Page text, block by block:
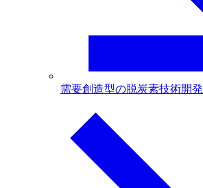
需要創造型の脱炭素技術開発